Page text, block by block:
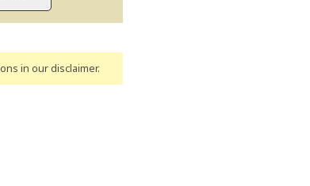
in our disclaimer.